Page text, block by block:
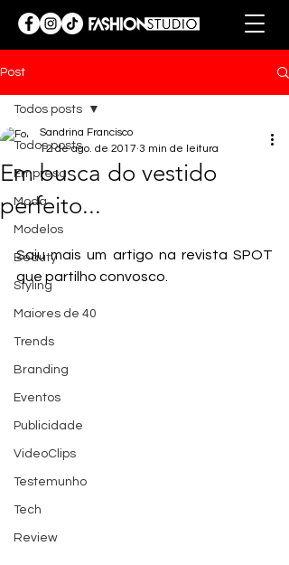
Post
Todos posts
Empresa
Moda
Modelos
Beauty
Styling
Maiores de 40
Trends
Branding
Eventos
Publicidade
VideoClips
Testemunho
Tech
Review
Todos posts
Em busca do vestido
perfeito...
Sandrina Francisco
12 de ago. de 2017 3 min de leitura
Saiu mais um artigo na revista SPOT
que partilho convosco.